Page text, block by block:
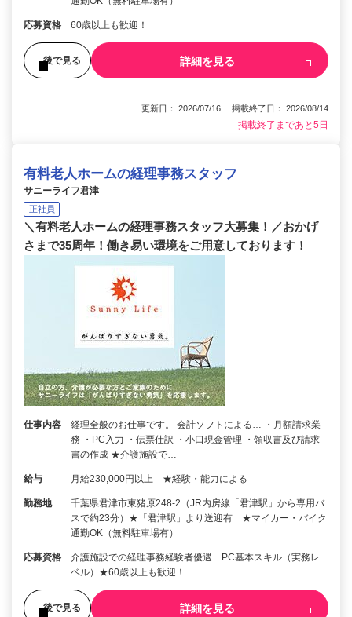
応募資格 60歳以上も歓迎！
後で見る 詳細を見る
更新日： 2026/07/16 掲載終了日： 2026/08/14
掲載終了まであと5日
有料老人ホームの経理事務スタッフ
サニーライフ君津
正社員
＼有料老人ホームの経理事務スタッフ大募集！／おかげ
さまで35周年！働き易い環境をご用意しております！
仕事内容
経理全般のお仕事です。 会計ソフトによる… ・月額請求業
務 ・PC入力 ・伝票仕訳 ・小口現金管理 ・領収書及び請求
書の作成 ★介護施設で…
給与 月給230,000円以上 ★経験・能力による
勤務地
千葉県君津市東猪原248-2（JR内房線「君津駅」から専用バ
スで約23分）★「君津駅」より送迎有 ★マイカー・バイク
通勤OK（無料駐車場有）
応募資格
介護施設での経理事務経験者優遇 PC基本スキル（実務レ
ベル）★60歳以上も歓迎！
後で見る 詳細を見る